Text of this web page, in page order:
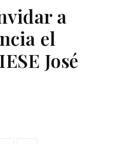
a
el
José